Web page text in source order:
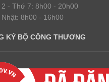
- Thứ 7: 8h00 - 20h00
Nhật: 8h00 - 16h00
KÝ BỘ CÔNG THƯƠNG